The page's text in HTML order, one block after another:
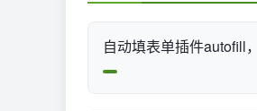
自动填表单插件autofill